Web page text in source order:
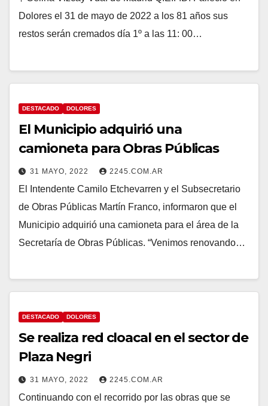
Dolores el 31 de mayo de 2022 a los 81 años sus
restos serán cremados día 1º a las 11: 00…
DESTACADO DOLORES
El Municipio adquirió una
camioneta para Obras Públicas
31 MAYO, 2022 2245.COM.AR
El Intendente Camilo Etchevarren y el Subsecretario
de Obras Públicas Martín Franco, informaron que el
Municipio adquirió una camioneta para el área de la
Secretaría de Obras Públicas. “Venimos renovando…
DESTACADO DOLORES
Se realiza red cloacal en el sector de
Plaza Negri
31 MAYO, 2022 2245.COM.AR
Continuando con el recorrido por las obras que se